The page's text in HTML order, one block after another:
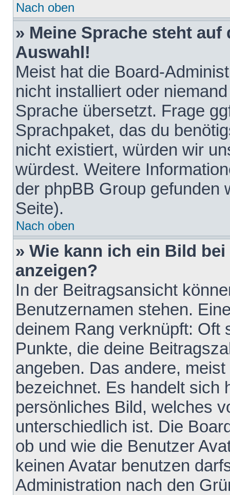
Nach oben
» Meine Sprache steht
Auswahl!
Meist hat die Board-
nicht installiert oder
Sprache übersetzt. Frage
Sprachpaket, das du
nicht existiert, würden wir
würdest. Weitere
der phpBB Group gefunden
Seite).
Nach oben
» Wie kann ich ein Bild
anzeigen?
In der Beitragsansicht
Benutzernamen stehen.
deinem Rang verknüpft: Oft
Punkte, die deine
angeben. Das andere,
bezeichnet. Es handelt sich
persönliches Bild, welches
unterschiedlich ist. Die
ob und wie die Benutzer
keinen Avatar benutzen
Administration nach den